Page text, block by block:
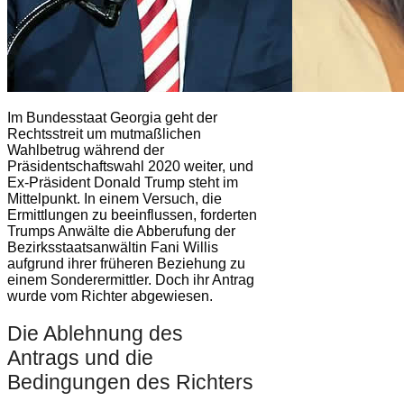
Im Bundesstaat Georgia geht der
Rechtsstreit um mutmaßlichen
Wahlbetrug während der
Präsidentschaftswahl 2020 weiter, und
Ex-Präsident Donald Trump steht im
Mittelpunkt. In einem Versuch, die
Ermittlungen zu beeinflussen, forderten
Trumps Anwälte die Abberufung der
Bezirksstaatsanwältin Fani Willis
aufgrund ihrer früheren Beziehung zu
einem Sonderermittler. Doch ihr Antrag
wurde vom Richter abgewiesen.
Die Ablehnung des
Antrags und die
Bedingungen des Richters